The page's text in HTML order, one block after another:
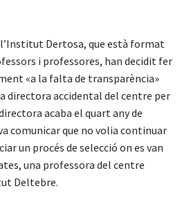
Dertosa, que està format
i professores, han decidit fer
«a la falta de transparència»
directora accidental del centre per
directora acaba el quart any de
comunicar que no volia continuar
un procés de selecció on es van
una professora del centre
Deltebre.